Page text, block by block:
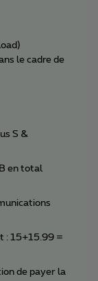
le cadre de
S &
en total
: 15+15.99 =
de payer la